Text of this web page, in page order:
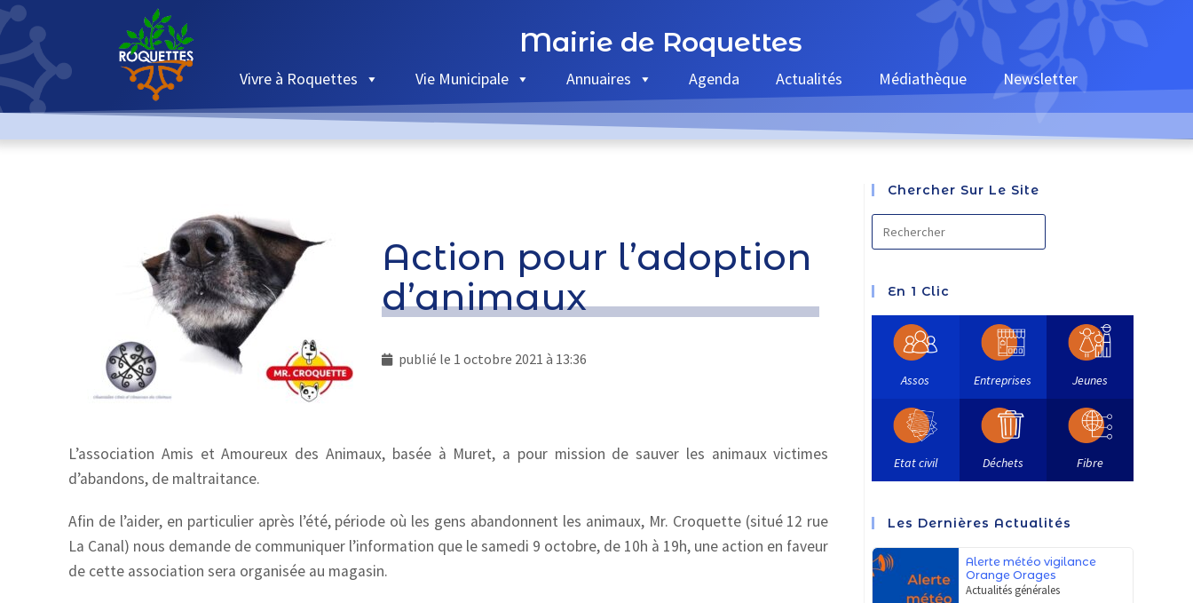
Mairie de Roquettes
Vivre à Roquettes Vie Municipale Annuaires Agenda Actualités Médiathèque Newsletter
Action pour l’adoption
d’animaux
publié le 1 octobre 2021 à 13:36
L’association Amis et Amoureux des Animaux, basée à Muret, a pour mission de sauver les animaux victimes
d’abandons, de maltraitance.
Afin de l’aider, en particulier après l’été, période où les gens abandonnent les animaux, Mr. Croquette (situé 12 rue
La Canal) nous demande de communiquer l’information que le samedi 9 octobre, de 10h à 19h, une action en faveur
de cette association sera organisée au magasin.
Chercher Sur Le Site
En 1 Clic
Assos Entreprises Jeunes
Etat civil Déchets Fibre
Les Dernières Actualités
Alerte météo vigilance
Orange Orages
Actualités générales